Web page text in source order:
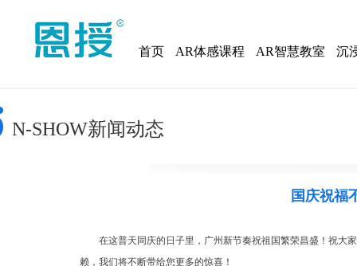
首页 AR体感课程 AR智慧教室 沉
N-SHOW新闻动态
国庆祝福
在这普天同庆的日子里，广州新节奏祝祖国繁荣昌盛！祝大
赖，我们将不断带给您更多的惊喜！